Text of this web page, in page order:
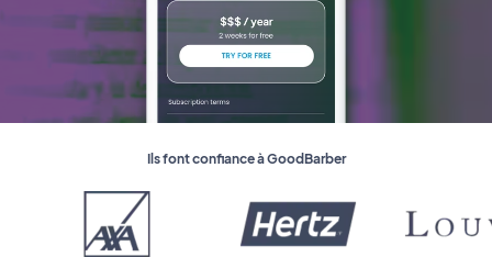
Ils font confiance à GoodBarber